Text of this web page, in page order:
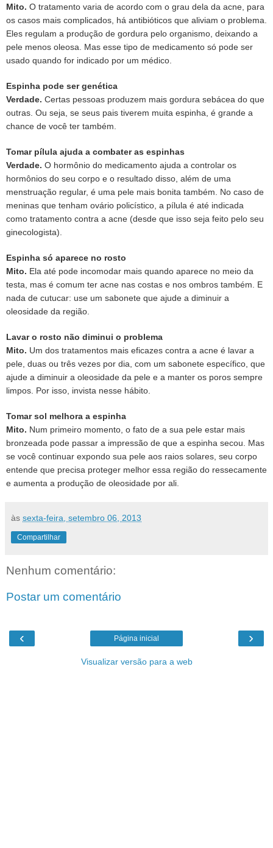
Mito. O tratamento varia de acordo com o grau dela da acne, para
os casos mais complicados, há antibióticos que aliviam o problema.
Eles regulam a produção de gordura pelo organismo, deixando a
pele menos oleosa. Mas esse tipo de medicamento só pode ser
usado quando for indicado por um médico.
Espinha pode ser genética
Verdade. Certas pessoas produzem mais gordura sebácea do que
outras. Ou seja, se seus pais tiverem muita espinha, é grande a
chance de você ter também.
Tomar pílula ajuda a combater as espinhas
Verdade. O hormônio do medicamento ajuda a controlar os
hormônios do seu corpo e o resultado disso, além de uma
menstruação regular, é uma pele mais bonita também. No caso de
meninas que tenham ovário policístico, a pílula é até indicada
como tratamento contra a acne (desde que isso seja feito pelo seu
ginecologista).
Espinha só aparece no rosto
Mito. Ela até pode incomodar mais quando aparece no meio da
testa, mas é comum ter acne nas costas e nos ombros também. E
nada de cutucar: use um sabonete que ajude a diminuir a
oleosidade da região.
Lavar o rosto não diminui o problema
Mito. Um dos tratamentos mais eficazes contra a acne é lavar a
pele, duas ou três vezes por dia, com um sabonete específico, que
ajude a diminuir a oleosidade da pele e a manter os poros sempre
limpos. Por isso, invista nesse hábito.
Tomar sol melhora a espinha
Mito. Num primeiro momento, o fato de a sua pele estar mais
bronzeada pode passar a impressão de que a espinha secou. Mas
se você continuar expondo sua pele aos raios solares, seu corpo
entende que precisa proteger melhor essa região do ressecamente
e aumenta a produção de oleosidade por ali.
às sexta-feira, setembro 06, 2013
Compartilhar
Nenhum comentário:
Postar um comentário
‹ ›
Página inicial
Visualizar versão para a web